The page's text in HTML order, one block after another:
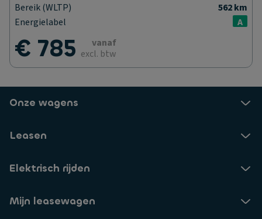
Bereik (WLTP)
562 km
Energielabel
A
€ 785
vanaf
excl. btw
Onze wagens
Leasen
Elektrisch rijden
Mijn leasewagen